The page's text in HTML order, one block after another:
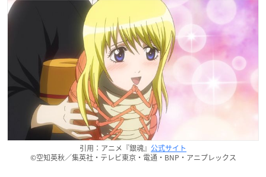
引用：アニメ『銀魂』 公式サイト
©空知英秋／集英社・テレビ東京・電通・BNP・アニプレックス